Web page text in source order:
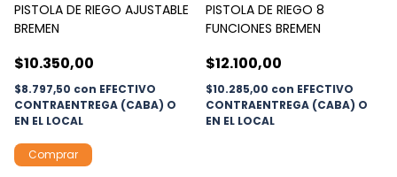
PISTOLA DE RIEGO AJUSTABLE
BREMEN
$10.350,00
$8.797,50 con EFECTIVO
CONTRAENTREGA (CABA) O
EN EL LOCAL
PISTOLA DE RIEGO 8
FUNCIONES BREMEN
$12.100,00
$10.285,00 con EFECTIVO
CONTRAENTREGA (CABA) O
EN EL LOCAL